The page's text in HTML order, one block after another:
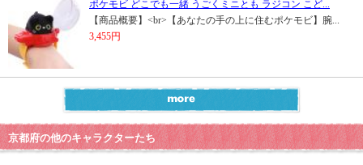
ポケモビ どこでも一緒 うごくミニとも ラジコン こど...
【商品概要】<br>【あなたの手の上に住むポケモビ】腕...
3,455円
京都府の他のキャラクターたち